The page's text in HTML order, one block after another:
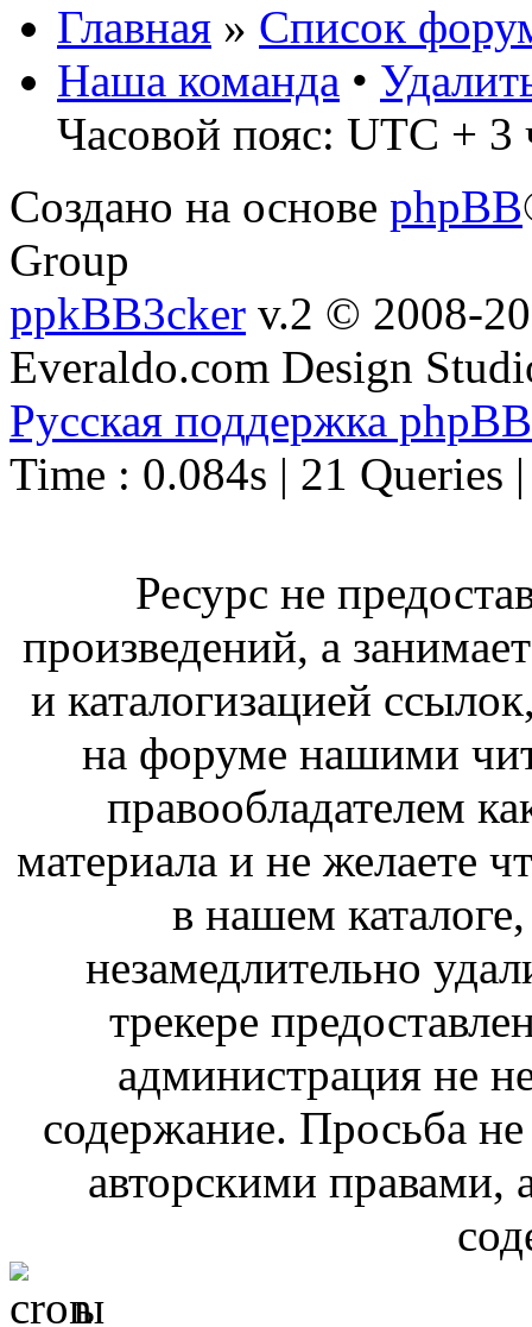
Главная » Список
Наша команда •
Часовой пояс: UTC + 3
Создано на основе phpBB
Group
ppkBB3cker v.2 © 2008-
Everaldo.com Design
Русская поддержка phpBB
Time : 0.084s | 21 Queries
Ресурс не
произведений, а
и каталогизацией
на форуме нашими
правообладателем
материала и не желаете
в нашем
незамедлительно
трекере
администрация не
содержание. Просьба
авторскими правами,
ы